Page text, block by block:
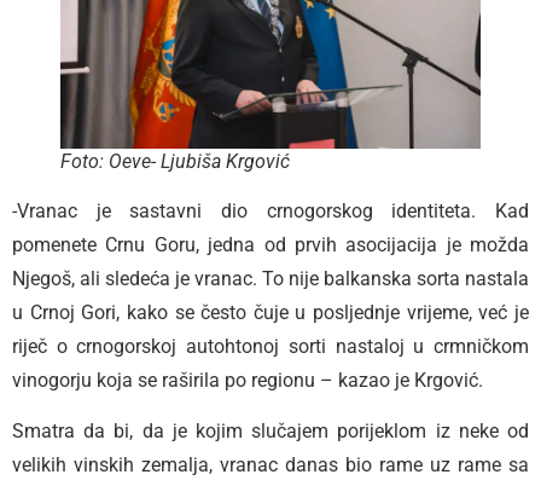
Foto: Oeve- Ljubiša Krgović
-Vranac je sastavni dio crnogorskog identiteta. Kad
pomenete Crnu Goru, jedna od prvih asocijacija je možda
Njegoš, ali sledeća je vranac. To nije balkanska sorta nastala
u Crnoj Gori, kako se često čuje u posljednje vrijeme, već je
riječ o crnogorskoj autohtonoj sorti nastaloj u crmničkom
vinogorju koja se raširila po regionu – kazao je Krgović.
Smatra da bi, da je kojim slučajem porijeklom iz neke od
velikih vinskih zemalja, vranac danas bio rame uz rame sa